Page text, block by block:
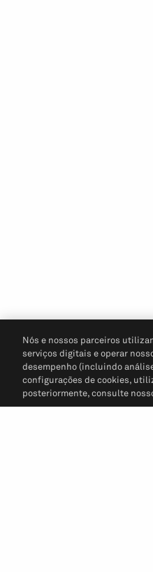
Nós e nossos parceiros
serviços digitais e operar
desempenho (incluindo
configurações de cookies,
posteriormente, consulte